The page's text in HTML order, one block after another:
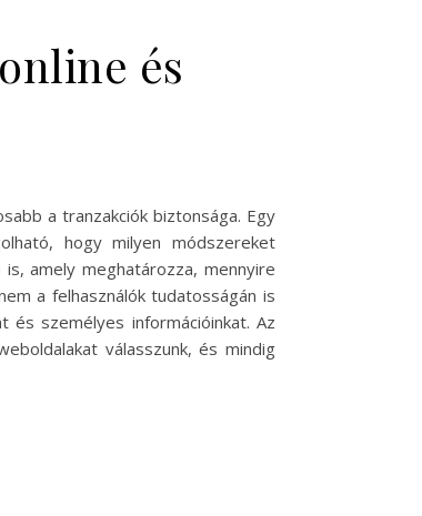
és
a tranzakciók biztonsága. Egy
hogy milyen módszereket
amely meghatározza, mennyire
a felhasználók tudatosságán is
és személyes információinkat. Az
válasszunk, és mindig